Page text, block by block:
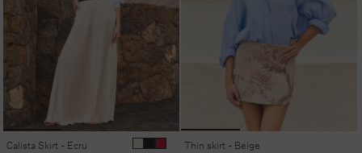
Calista Skirt - Ecru
Thin skirt - Beige